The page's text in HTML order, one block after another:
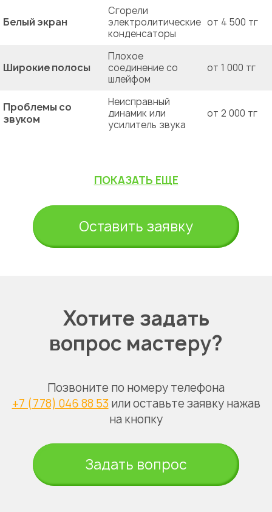
Белый экран
Сгорели
электролитические
конденсаторы
от 4 500 тг
Широкие полосы
Плохое
соединение со
шлейфом
от 1 000 тг
Проблемы со
звуком
Неисправный
динамик или
усилитель звука
от 2 000 тг
ПОКАЗАТЬ ЕЩЕ
Оставить заявку
Хотите задать
вопрос мастеру?
Позвоните по номеру телефона
+7 (778) 046 88 53или оставьте заявку нажав
на кнопку
Задать вопрос